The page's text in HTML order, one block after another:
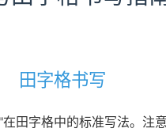
田字格书写
田字格中的标准写法。注